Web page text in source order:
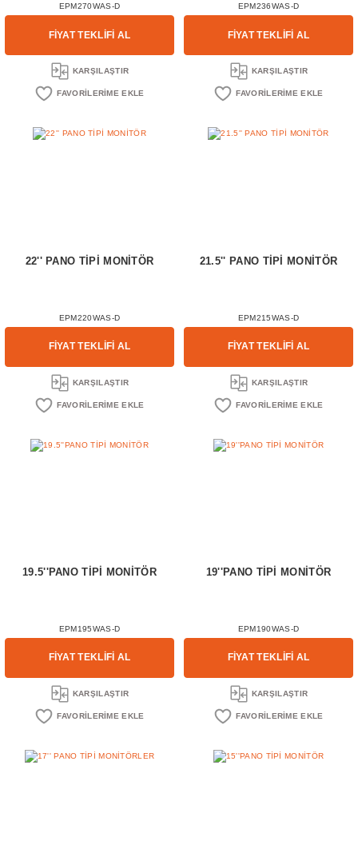
EPM270WAS-D
FİYAT TEKLİFİ AL
KARŞILAŞTIR
EPM236WAS-D
FİYAT TEKLİFİ AL
KARŞILAŞTIR
22'' PANO TİPİ MONİTÖR
EPM220WAS-D
FİYAT TEKLİFİ AL
KARŞILAŞTIR
21.5'' PANO TİPİ MONİTÖR
EPM215WAS-D
FİYAT TEKLİFİ AL
KARŞILAŞTIR
19.5''PANO TİPİ MONİTÖR
EPM195WAS-D
FİYAT TEKLİFİ AL
KARŞILAŞTIR
19''PANO TİPİ MONİTÖR
EPM190WAS-D
FİYAT TEKLİFİ AL
KARŞILAŞTIR